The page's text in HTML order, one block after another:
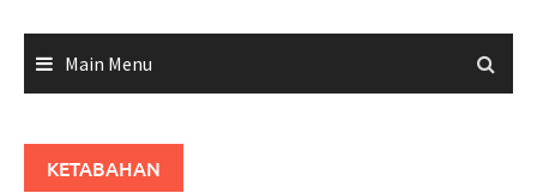
Main Menu
KETABAHAN